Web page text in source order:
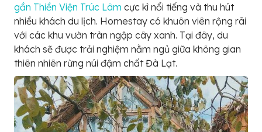
gần Thiền Viện Trúc Lâm cực kì nổi tiếng và thu hút
nhiều khách du lịch. Homestay có khuôn viên rộng rãi
với các khu vườn tràn ngập cây xanh. Tại đây, du
khách sẽ được trải nghiệm nằm ngủ giữa không gian
thiên nhiên rừng núi đậm chất Đà Lạt.